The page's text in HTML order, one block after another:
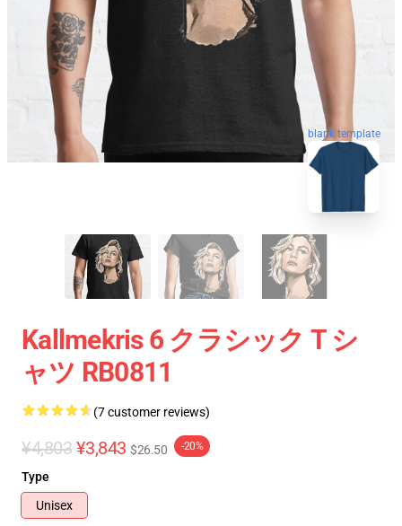
blank template
Kallmekris 6 クラシック T シ
ャツ RB0811
(7 customer reviews)
¥4,803 ¥3,843 $26.50 -20%
Type
Unisex